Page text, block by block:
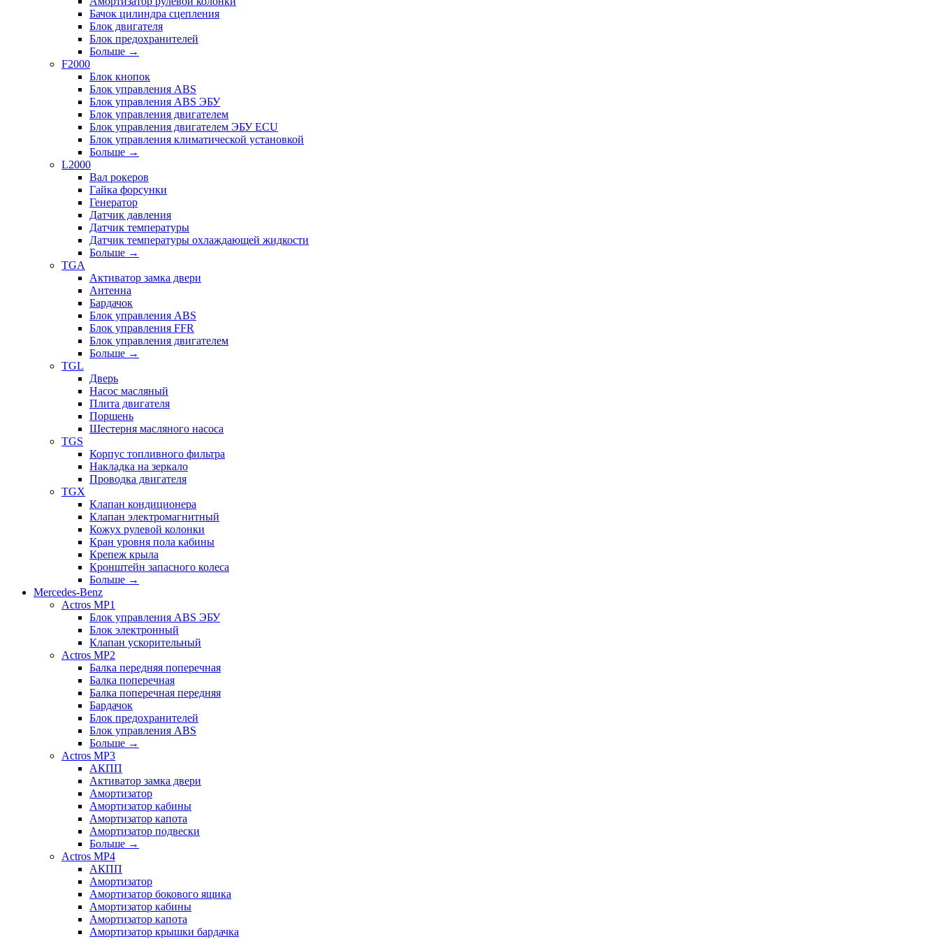
Бачок цилиндра сцепления
Блок двигателя
Блок предохранителей
Больше →
F2000
Блок кнопок
Блок управления ABS
Блок управления ABS ЭБУ
Блок управления двигателем
Блок управления двигателем ЭБУ ECU
Блок управления климатической установкой
Больше →
L2000
Вал рокеров
Гайка форсунки
Генератор
Датчик давления
Датчик температуры
Датчик температуры охлаждающей жидкости
Больше →
TGA
Активатор замка двери
Антенна
Бардачок
Блок управления ABS
Блок управления FFR
Блок управления двигателем
Больше →
TGL
Дверь
Насос масляный
Плита двигателя
Поршень
Шестерня масляного насоса
TGS
Корпус топливного фильтра
Накладка на зеркало
Проводка двигателя
TGX
Клапан кондиционера
Клапан электромагнитный
Кожух рулевой колонки
Кран уровня пола кабины
Крепеж крыла
Кронштейн запасного колеса
Больше →
Mercedes-Benz
Actros MP1
Блок управления ABS ЭБУ
Блок электронный
Клапан ускорительный
Actros MP2
Балка передняя поперечная
Балка поперечная
Балка поперечная передняя
Бардачок
Блок предохранителей
Блок управления ABS
Больше →
Actros MP3
АКПП
Активатор замка двери
Амортизатор
Амортизатор кабины
Амортизатор капота
Амортизатор подвески
Больше →
Actros MP4
АКПП
Амортизатор
Амортизатор бокового ящика
Амортизатор кабины
Амортизатор капота
Амортизатор крышки бардачка